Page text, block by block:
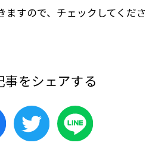
ますので、チェックしてくださ
事をシェアする